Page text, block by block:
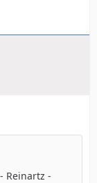
Reinartz -